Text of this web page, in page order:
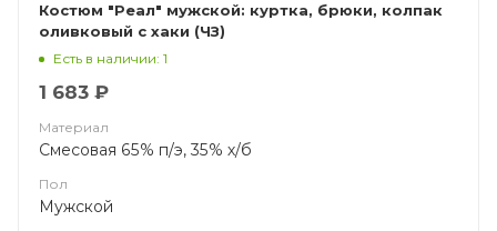
Костюм "Реал" мужской: куртка, брюки, колпак
оливковый с хаки (ЧЗ)
Есть в наличии: 1
1 683 ₽
Материал
Смесовая 65% п/э, 35% х/б
Пол
Мужской